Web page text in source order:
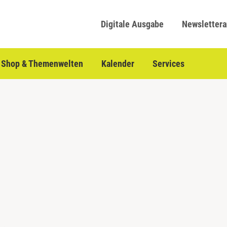
Digitale Ausgabe
Shop & Themenwelten Kalender Services